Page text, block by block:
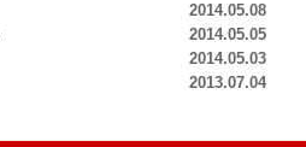
2014.05.08
2014.05.05
2014.05.03
2013.07.04